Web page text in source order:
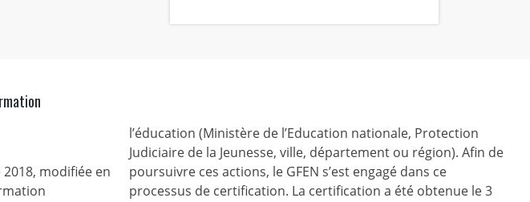
modifiée en
l’éducation (Ministère de l’Education nationale, Protection
Judiciaire de la Jeunesse, ville, département ou région). Afin de
poursuivre ces actions, le GFEN s’est engagé dans ce
processus de certification. La certification a été obtenue le 3